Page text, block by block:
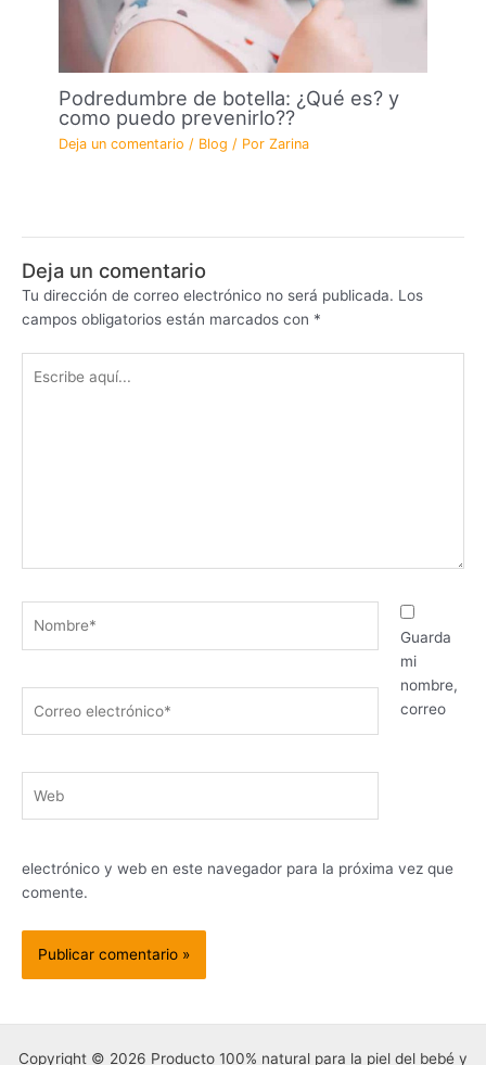
Podredumbre de botella: ¿Qué es? y
como puedo prevenirlo??
Deja un comentario / Blog / PorZarina
Deja un comentario
Tu dirección de correo electrónico no será publicada. Los
campos obligatorios están marcados con *
aquí...
electrónico*
Guarda
mi
nombre,
correo
electrónico y web en este navegador para la próxima vez que
comente.
Copyright © 2026 Producto 100% natural para la piel del bebé y